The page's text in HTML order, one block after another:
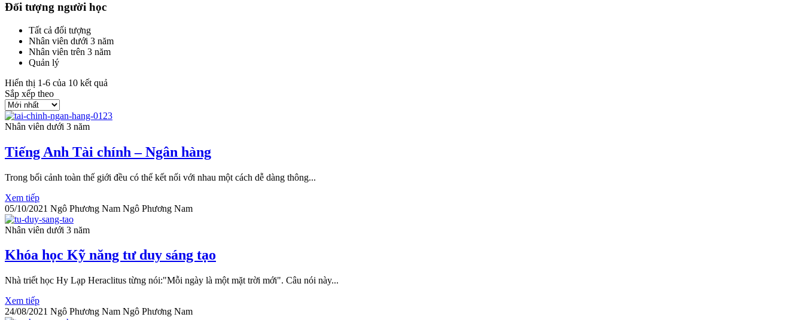
Đối tượng người học
Tất cả đối tượng
Nhân viên dưới 3 năm
Nhân viên trên 3 năm
Quản lý
Hiển thị 1-6 của 10 kết quả
Sắp xếp theo
Nhân viên dưới 3 năm
Tiếng Anh Tài chính – Ngân hàng
Trong bối cảnh toàn thế giới đều có thể kết nối với nhau một cách dễ dàng thông...
Xem tiếp
05/10/2021 Ngô Phương Nam Ngô Phương Nam
Nhân viên dưới 3 năm
Khóa học Kỹ năng tư duy sáng tạo
Nhà triết học Hy Lạp Heraclitus từng nói:"Mỗi ngày là một mặt trời mới". Câu nói này...
Xem tiếp
24/08/2021 Ngô Phương Nam Ngô Phương Nam